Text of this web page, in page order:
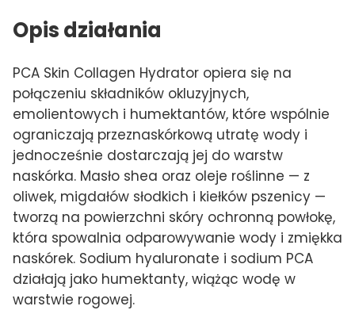
Opis działania
PCA Skin Collagen Hydrator opiera się na
połączeniu składników okluzyjnych,
emolientowych i humektantów, które wspólnie
ograniczają przeznaskórkową utratę wody i
jednocześnie dostarczają jej do warstw
naskórka. Masło shea oraz oleje roślinne — z
oliwek, migdałów słodkich i kiełków pszenicy —
tworzą na powierzchni skóry ochronną powłokę,
która spowalnia odparowywanie wody i zmiękka
naskórek. Sodium hyaluronate i sodium PCA
działają jako humektanty, wiążąc wodę w
warstwie rogowej.